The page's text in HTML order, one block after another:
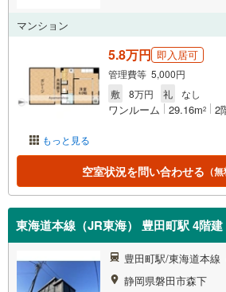
マンション
もっと見る
5.8万円 即入居可
管理費等 5,000円
敷
8万円 礼 なし
ワンルーム 29.16m2 2
空室状況を問い合わせる （
東海道本線（JR東海） 豊田町駅 4階建
豊田町駅/東海道本線
静岡県磐田市森下